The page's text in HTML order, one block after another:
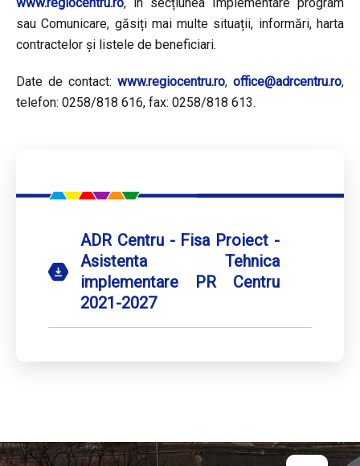
sau Comunicare, găsiți mai multe situații, informări, harta
contractelor și listele de beneficiari.
Date de contact: www.regiocentru.ro, office@adrcentru.ro,
telefon: 0258/818 616, fax: 0258/818 613.
ADR Centru - Fisa Proiect -
Asistenta Tehnica
implementare PR Centru
2021-2027